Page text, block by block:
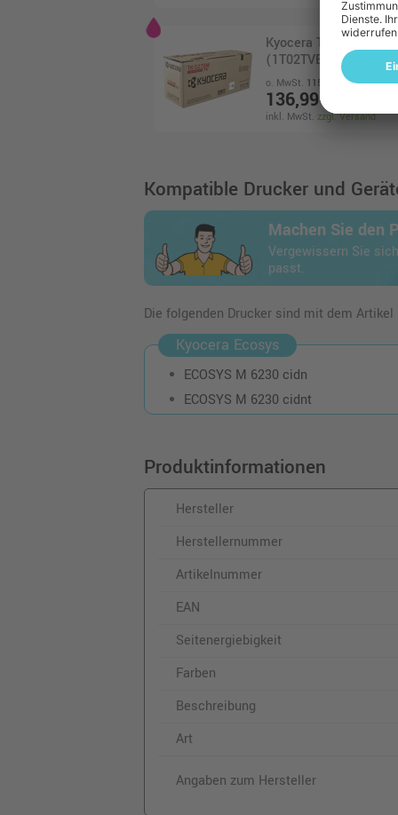
Kyocera TK-5270M
(1T02TVBNL0) ·
o. MwSt. 115,12 €
136,99 €
inkl. MwSt. zzgl. Versand
Kompatible Drucker und
Machen Sie den
Vergewissern Sie
passt.
Die folgenden Drucker sind mit dem Artikel
Kyocera Ecosys
ECOSYS M 6230 cidn
ECOSYS M 6230 cidnt
Produktinformationen
Hersteller
Herstellernummer
Artikelnummer
EAN
Seitenergiebigkeit
Farben
Beschreibung
Art
Angaben zum Hersteller